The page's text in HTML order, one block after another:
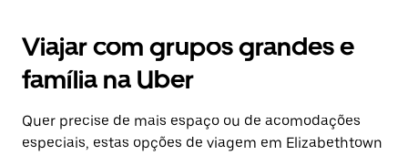
Viajar com grupos grandes e
família na Uber
Quer precise de mais espaço ou de acomodações
especiais, estas opções de viagem em Elizabethtown